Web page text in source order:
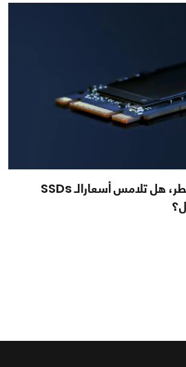
سوق المستهلكين في خطر، هل تلامس أسعارالـ SSDs